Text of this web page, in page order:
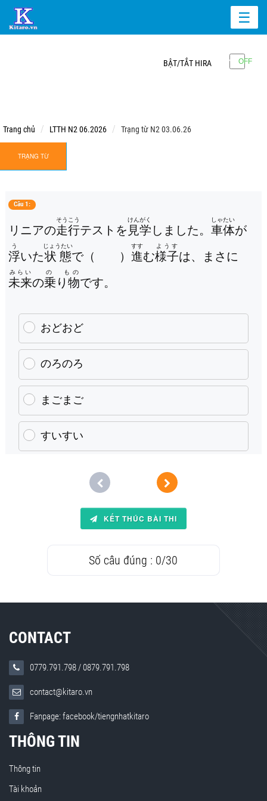
☰
BẬT/TẮT HIRA
Trang chủ LTTH N2 06.2026 Trạng từ N2 03.06.26
TRẠNG TỪ
Câu 1:
リニアの走行
そうこう
テストを 見学
けんがく
しました。車体
しゃたい
が
浮
う
いた状態
じょうたい
で（ ）進
すす
む様子
ようす
は、まさに
未来
みらい
の乗り物
の もの
です。
おどおど
のろのろ
まごまご
すいすい
KẾT THÚC BÀI THI
Số câu đúng : 0/30
CONTACT
0779.791.798/0879.791.798
contact@kitaro.vn
Fanpage: facebook/tiengnhatkitaro
THÔNG TIN
Thông tin
Tài khoản